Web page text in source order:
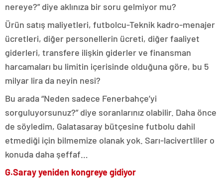
nereye?” diye aklınıza bir soru gelmiyor mu?
Ürün satış maliyetleri, futbolcu-Teknik kadro-menajer
ücretleri, diğer personellerin ücreti, diğer faaliyet
giderleri, transfere ilişkin giderler ve finansman
harcamaları bu limitin içerisinde olduğuna göre, bu 5
milyar lira da neyin nesi?
Bu arada “Neden sadece Fenerbahçe’yi
sorguluyorsunuz?” diye soranlarınız olabilir. Daha önce
de söyledim, Galatasaray bütçesine futbolu dahil
etmediği için bilmemize olanak yok. Sarı-lacivertliler o
konuda daha şeffaf…
G.Saray yeniden kongreye gidiyor